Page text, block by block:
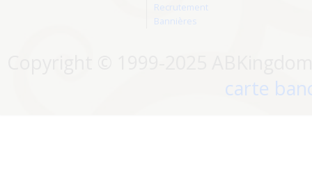
Recrutement
Bannières
carte